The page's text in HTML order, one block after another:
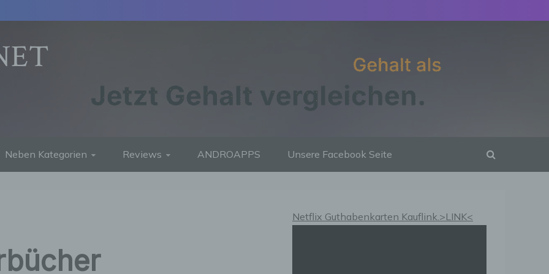
Neben Kategorien Reviews ANDROAPPS Unsere Facebook Seite
Netflix Guthabenkarten Kauflink.>LINK<